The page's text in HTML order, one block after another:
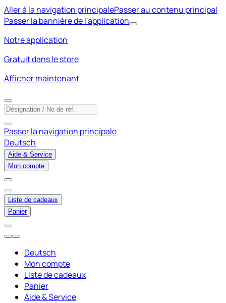
Aller à la navigation principalePasser au contenu principal
Passer la bannière de l'application
Notre application
Gratuit dans le store
Afficher maintenant
Passer la navigation principale
Deutsch
Aide & Service
Mon compte
Liste de cadeaux
Panier
Deutsch
Mon compte
Liste de cadeaux
Panier
Aide & Service